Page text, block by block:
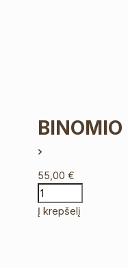
BINOMIO
55,00€
Į krepšelį